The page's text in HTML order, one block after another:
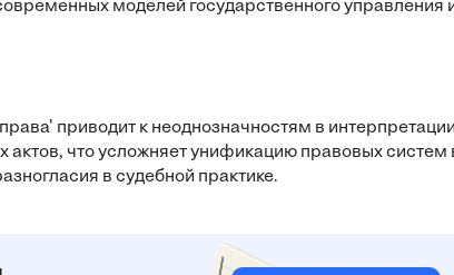
моделей государственного управления
приводит к неоднозначностям в интерпретации
что усложняет унификацию правовых систем
в судебной практике.